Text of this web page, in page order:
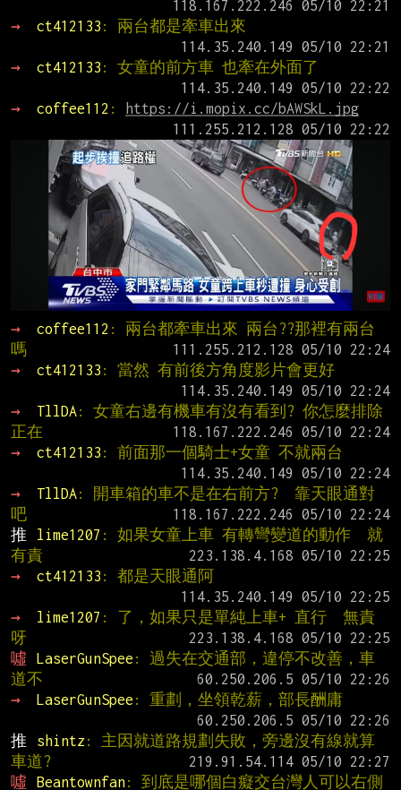
→
ct412133 : 兩台都是牽車出來
→
ct412133 : 女童的前方車 也牽在外面了
→
coffee112 :
https://i.mopix.cc/bAWSkL.jpg
→ coffee112 : 兩台都牽車出來 兩台??那裡有兩台
嗎
→
ct412133 : 當然 有前後方角度影片會更好
→
TllDA: 女童右邊有機車有沒有看到? 你怎麼排除
正在
→
ct412133 : 前面那一個騎士+女童 不就兩台
→
TllDA: 開車箱的車不是在右前方?  靠天眼通對
吧
推
lime1207 : 如果女童上車 有轉彎變道的動作  就
有責
→
ct412133 : 都是天眼通阿
→
lime1207 : 了，如果只是單純上車+ 直行  無責
呀
噓
LaserGunSpee : 過失在交通部，違停不改善，車
道不
→
LaserGunSpee : 重劃，坐領乾薪，部長酬庸
推
shintz : 主因就道路規劃失敗，旁邊沒有線就算
車道?
噓
Beantownfan: 到底是哪個白癡交台灣人可以右側